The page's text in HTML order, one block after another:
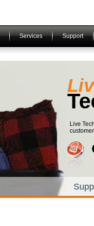
Services Support
Live